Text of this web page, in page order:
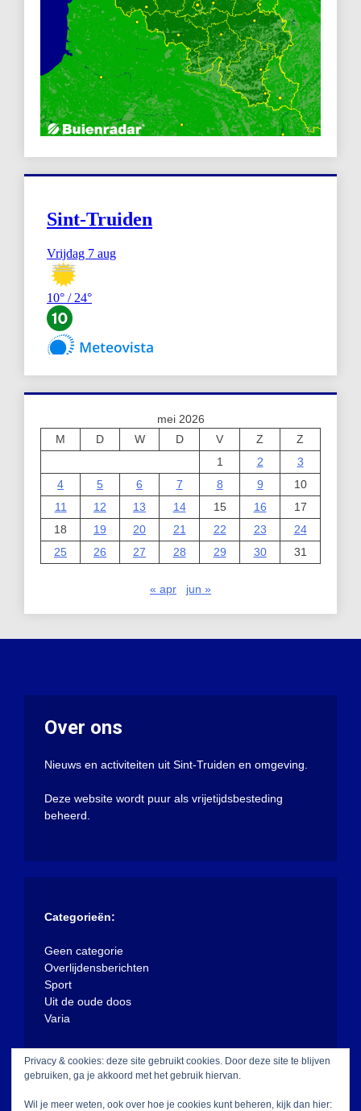
mei 2026
M
D W D V Z
Z
1
2
3
4
5 6 7 8 9
10
11
12 13 14 15 16
17
18
19 20 21 22 23
24
25
26 27 28 29 30 31
« apr jun »
Over ons
Nieuws en activiteiten uit Sint-Truiden en omgeving.
Deze website wordt puur als vrijetijdsbesteding
beheerd.
Categorieën:
Geen categorie
Overlijdensberichten
Sport
Uit de oude doos
Varia
Privacy & cookies: deze site gebruikt cookies. Door deze site te blijven
gebruiken, ga je akkoord met het gebruik hiervan.
Wil je meer weten, ook over hoe je cookies kunt beheren, kijk dan hier: